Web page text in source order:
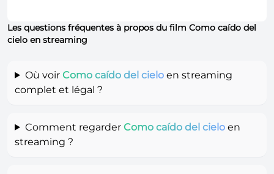
Les questions fréquentes à propos du film Como caído del
cielo en streaming
Où voir Como caído del cieloen streaming
complet et légal ?
Comment regarder Como caído del cieloen
streaming ?